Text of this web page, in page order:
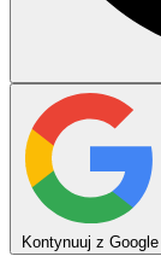
Kontynuuj z Google